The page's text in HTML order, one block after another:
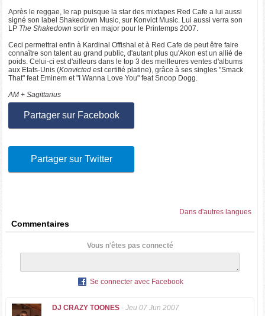
Après le reggae, le rap puisque la star des mixtapes Red Cafe a lui aussi
signé son label Shakedown Music, sur Konvict Music. Lui aussi verra son
LP The Shakedown sortir en major pour le Printemps 2007.
Ceci permettrai enfin à Kardinal Offishal et à Red Cafe de peut être faire
connaître son talent au grand public, d'autant plus qu'Akon est un allié de
poids. Celui-ci est d'ailleurs dans le top 3 des meilleures ventes d'albums
aux Etats-Unis (Konvicted est certifié platine), grâce à ses singles "Smack
That" feat Eminem et "I Wanna Love You" feat Snoop Dogg.
AM + Sagittarius
Partager sur Facebook
Partager sur Twitter
Dans d'autres langues
Commentaires
Vous n'êtes pas connecté
Se connecter avec Facebook
DJ CRAZY TOONES- Jeu 07 Jun 2007